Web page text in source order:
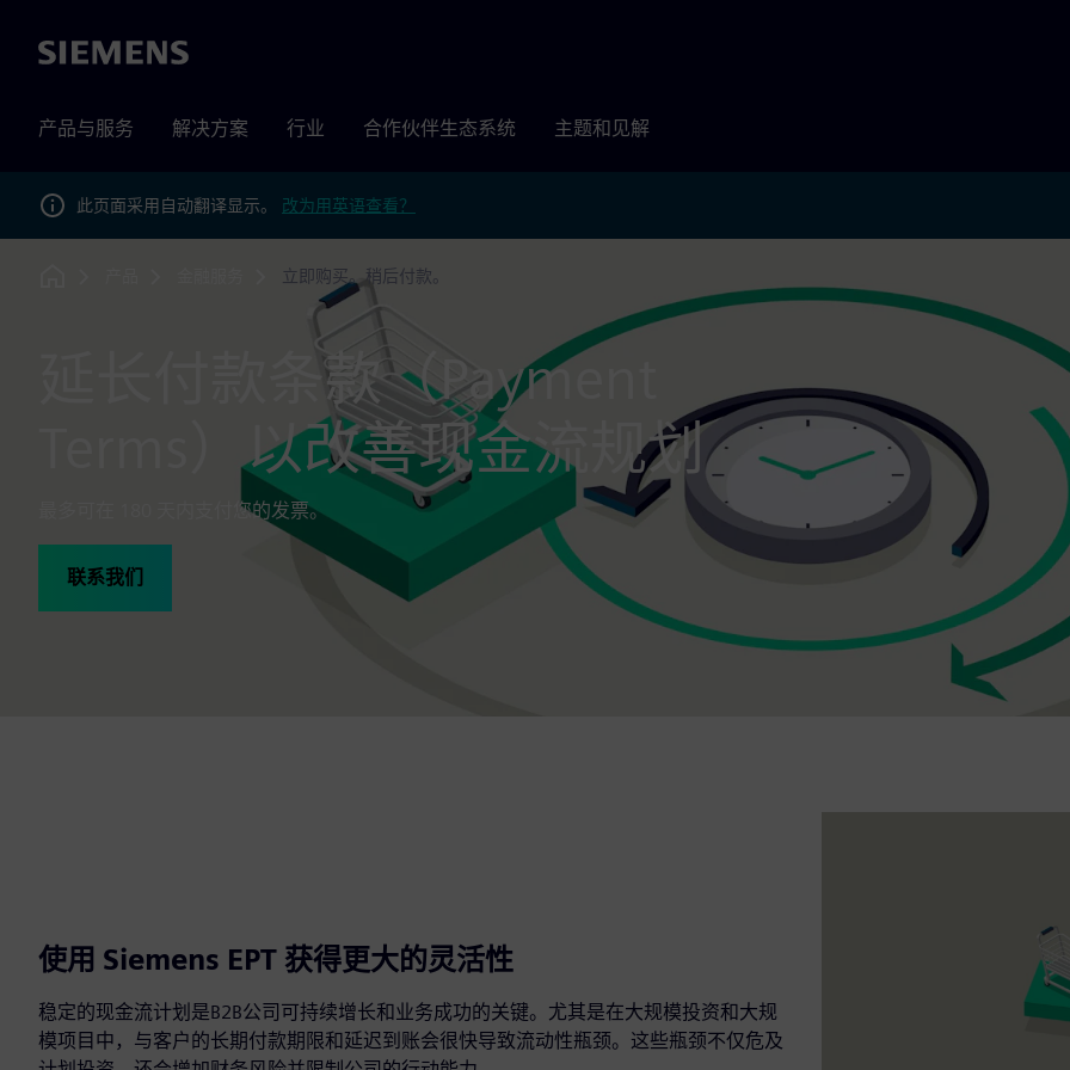
Siemens
产品与服务 解决方案 行业 合作伙伴生态系统 主题和见解
此页面采用自动翻译显示。 改为用英语查看？
立即购买。稍后付款。
延长付款条款（Payment
Terms）以改善现金流规划
最多可在 180 天内支付您的发票。
联系我们
使用 Siemens EPT 获得更大的灵活性
稳定的现金流计划是B2B公司可持续增长和业务成功的关键。尤其是在大规模投资和大规
模项目中，与客户的长期付款期限和延迟到账会很快导致流动性瓶颈。这些瓶颈不仅危及